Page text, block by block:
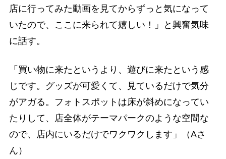
店に行ってみた動画を見てからずっと気になって
いたので、ここに来られて嬉しい！」と興奮気味
に話す。
「買い物に来たというより、遊びに来たという感
じです。グッズが可愛くて、見ているだけで気分
がアガる。フォトスポットは床が斜めになってい
たりして、店全体がテーマパークのような空間な
ので、店内にいるだけでワクワクします」（Aさ
ん）